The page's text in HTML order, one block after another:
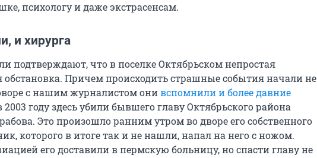
психологу и даже экстрасенсам.
и хирурга
подтверждают, что в поселке Октябрьском непростая
Причем происходить страшные события начали не
с нашим журналистом онивспомнили и более давние
2003 году здесь убили бывшего главу Октябрьского района
Это произошло ранним утром во дворе его собственного
которого в итоге так и не нашли, напал на него с ножом.
его доставили в пермскую больницу, но спасти главу не